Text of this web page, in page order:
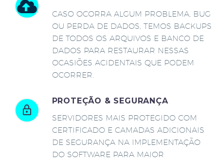
CASO OCORRA ALGUM PROBLEMA, BUG
OU PERDA DE DADOS, TEMOS BACKUPS
DE TODOS OS ARQUIVOS E BANCO DE
DADOS PARA RESTAURAR NESSAS
OCASIÕES ACIDENTAIS QUE PODEM
OCORRER.
PROTEÇÃO & SEGURANÇA
SERVIDORES MAIS PROTEGIDO COM
CERTIFICADO E CAMADAS ADICIONAIS
DE SEGURANÇA NA IMPLEMENTAÇÃO
DO SOFTWARE PARA MAIOR